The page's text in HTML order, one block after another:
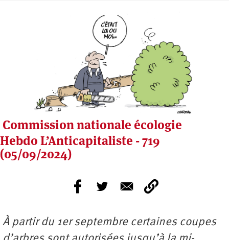
Commission nationale écologie
Hebdo L’Anticapitaliste - 719
(05/09/2024)
À partir du 1er septembre certaines coupes